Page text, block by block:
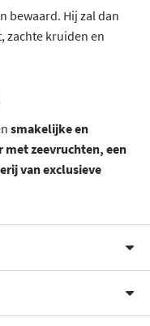
bewaard. Hij zal dan
zachte kruiden en
smakelijke en
met zeevruchten, een
van exclusieve